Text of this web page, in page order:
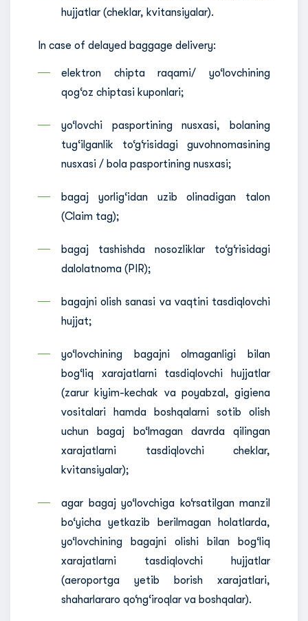
hujjatlar (cheklar, kvitansiyalar).
In case of delayed baggage delivery:
elektron chipta raqami/ yo‘lovchining
qog‘oz chiptasi kuponlari;
yo‘lovchi pasportining nusxasi, bolaning
tug‘ilganlik to‘g‘risidagi guvohnomasining
nusxasi / bola pasportining nusxasi;
bagaj yorlig‘idan uzib olinadigan talon
(Claim tag);
bagaj tashishda nosozliklar to‘g‘risidagi
dalolatnoma (PIR);
bagajni olish sanasi va vaqtini tasdiqlovchi
hujjat;
yo‘lovchining bagajni olmaganligi bilan
bog‘liq xarajatlarni tasdiqlovchi hujjatlar
(zarur kiyim-kechak va poyabzal, gigiena
vositalari hamda boshqalarni sotib olish
uchun bagaj bo‘lmagan davrda qilingan
xarajatlarni tasdiqlovchi cheklar,
kvitansiyalar);
agar bagaj yo‘lovchiga ko‘rsatilgan manzil
bo‘yicha yetkazib berilmagan holatlarda,
yo‘lovchining bagajni olishi bilan bog‘liq
xarajatlarni tasdiqlovchi hujjatlar
(aeroportga yetib borish xarajatlari,
shaharlararo qo‘ng‘iroqlar va boshqalar).